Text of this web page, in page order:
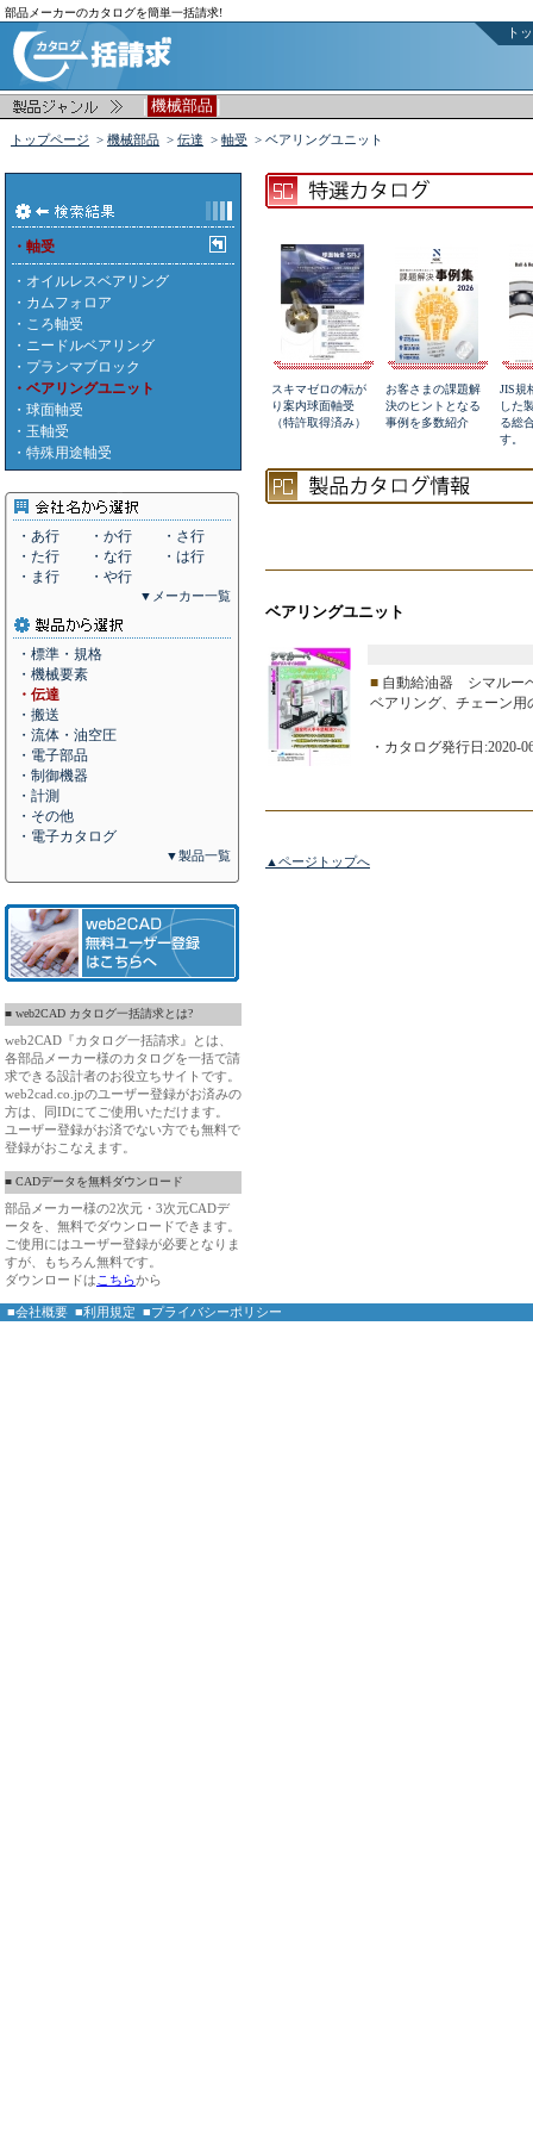
部品メーカーのカタログを簡単一括請求!
ト
| 機械部品 |
トップページ > 機械部品 > 伝達 > 軸受 > ベアリングユニット
・軸受
・ オイルレスベアリング
・ カムフォロア
・ ころ軸受
・ ニードルベアリング
・ プランマブロック
・ベアリングユニット
・ 球面軸受
・ 玉軸受
・ 特殊用途軸受
・あ行 ・か行
・さ行
・た行
・な行
・は行
・ま行
・や行
▼メーカー一覧
・標準・規格
・機械要素
・伝達
・搬送
・流体・油空圧
・電子部品
・制御機器
・計測
・その他
・電子カタログ
▼製品一覧
■ web2CAD カタログ一括請求とは?
web2CAD『カタログ一括請求』とは、
各部品メーカー様のカタログを一括で請
求できる設計者のお役立ちサイトです。
web2cad.co.jpのユーザー登録がお済みの
方は、同IDにてご使用いただけます。
ユーザー登録がお済でない方でも無料で
登録がおこなえます。
■ CADデータを無料ダウンロード
部品メーカー様の2次元・3次元CADデ
ータを、無料でダウンロードできます。
ご使用にはユーザー登録が必要となりま
すが、もちろん無料です。
ダウンロードは こちらから
スキマゼロの転が
り案内球面軸受
（特許取得済み）
お客さまの課題解
決のヒントとなる
事例を多数紹介
JIS規
した
る総
す。
ベアリングユニット
■ 自動給油器 シマルー
ベアリング、チェーン用
・カタログ発行日:2020-
▲ページトップへ
■会社概要 ■利用規定 ■プライバシーポリシー